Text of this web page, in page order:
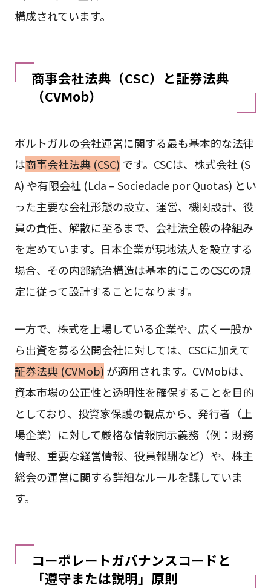
構成されています。
商事会社法典（CSC）と証券法典
（CVMob）
ポルトガルの会社運営に関する最も基本的な法律
は商事会社法典 (CSC) です。CSCは、株式会社 (S
A) や有限会社 (Lda – Sociedade por Quotas) とい
った主要な会社形態の設立、運営、機関設計、役
員の責任、解散に至るまで、会社法全般の枠組み
を定めています。日本企業が現地法人を設立する
場合、その内部統治構造は基本的にこのCSCの規
定に従って設計することになります。
一方で、株式を上場している企業や、広く一般か
ら出資を募る公開会社に対しては、CSCに加えて
証券法典 (CVMob) が適用されます。CVMobは、
資本市場の公正性と透明性を確保することを目的
としており、投資家保護の観点から、発行者（上
場企業）に対して厳格な情報開示義務（例：財務
情報、重要な経営情報、役員報酬など）や、株主
総会の運営に関する詳細なルールを課していま
す。
コーポレートガバナンスコードと
「遵守または説明」原則